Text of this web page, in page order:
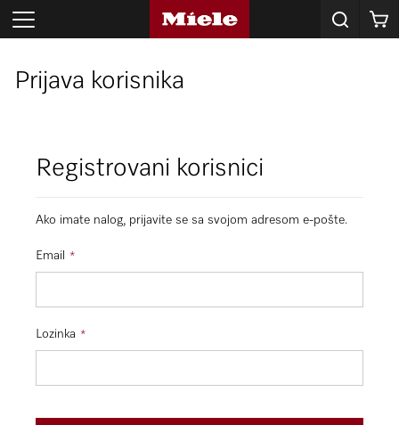
Korpa
Prijava korisnika
Registrovani korisnici
Ako imate nalog, prijavite se sa svojom adresom e-pošte.
Email
Lozinka